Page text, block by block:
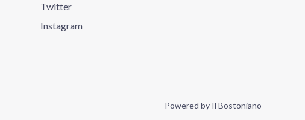
Twitter
Instagram
Powered by Il Bostoniano